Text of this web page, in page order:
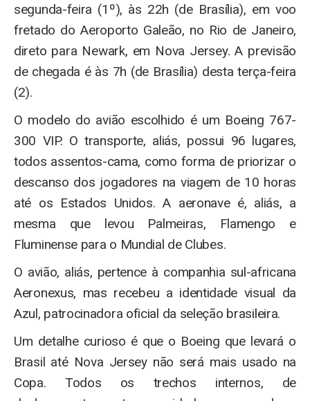
segunda-feira (1º), às 22h (de Brasília), em voo
fretado do Aeroporto Galeão, no Rio de Janeiro,
direto para Newark, em Nova Jersey. A previsão
de chegada é às 7h (de Brasília) desta terça-feira
(2).
O modelo do avião escolhido é um Boeing 767-
300 VIP. O transporte, aliás, possui 96 lugares,
todos assentos-cama, como forma de priorizar o
descanso dos jogadores na viagem de 10 horas
até os Estados Unidos. A aeronave é, aliás, a
mesma que levou Palmeiras, Flamengo e
Fluminense para o Mundial de Clubes.
O avião, aliás, pertence à companhia sul-africana
Aeronexus, mas recebeu a identidade visual da
Azul, patrocinadora oficial da seleção brasileira.
Um detalhe curioso é que o Boeing que levará o
Brasil até Nova Jersey não será mais usado na
Copa. Todos os trechos internos, de